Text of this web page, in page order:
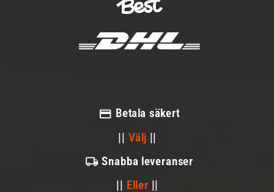
Betala säkert
|| Välj ||
Snabba leveranser
|| Eller ||